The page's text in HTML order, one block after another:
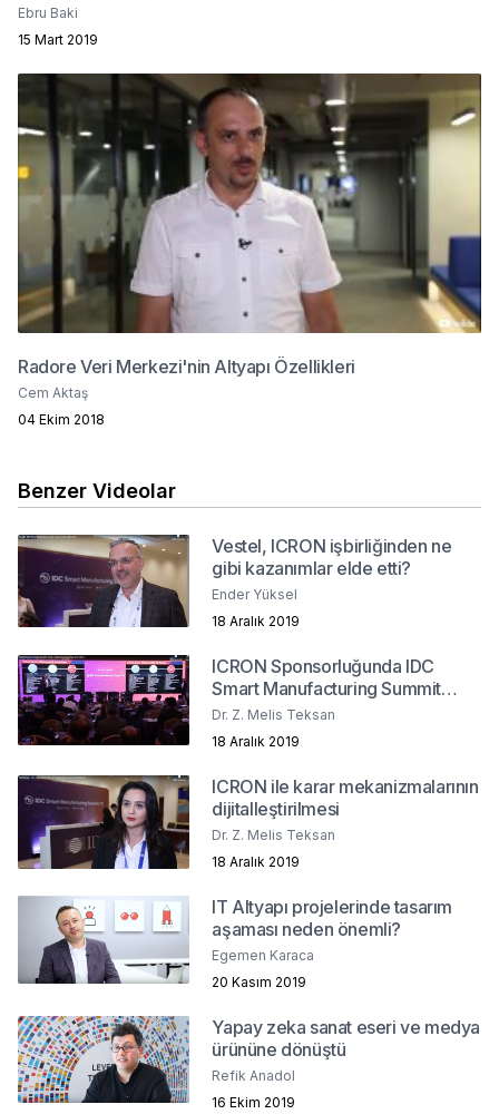
Ebru Baki
15 Mart 2019
Radore Veri Merkezi'nin Altyapı Özellikleri
Cem Aktaş
04 Ekim 2018
Benzer Videolar
Vestel, ICRON işbirliğinden ne
gibi kazanımlar elde etti?
Ender Yüksel
18 Aralık 2019
ICRON Sponsorluğunda IDC
Smart Manufacturing Summit
2019
Dr. Z. Melis Teksan
18 Aralık 2019
ICRON ile karar mekanizmalarının
dijitalleştirilmesi
Dr. Z. Melis Teksan
18 Aralık 2019
IT Altyapı projelerinde tasarım
aşaması neden önemli?
Egemen Karaca
20 Kasım 2019
Yapay zeka sanat eseri ve medya
ürününe dönüştü
Refik Anadol
16 Ekim 2019